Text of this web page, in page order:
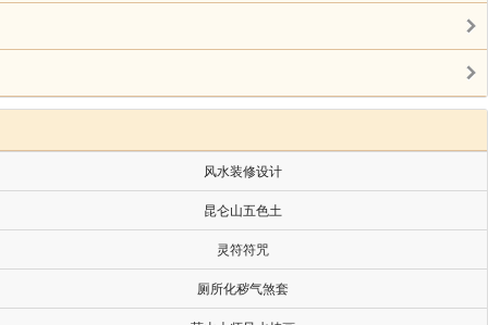
风水装修设计
昆仑山五色土
灵符符咒
厕所化秽气煞套